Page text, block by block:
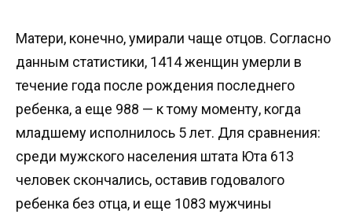
Матери, конечно, умирали чаще отцов. Согласно
данным статистики, 1414 женщин умерли в
течение года после рождения последнего
ребенка, а еще 988 — к тому моменту, когда
младшему исполнилось 5 лет. Для сравнения:
среди мужского населения штата Юта 613
человек скончались, оставив годовалого
ребенка без отца, и еще 1083 мужчины